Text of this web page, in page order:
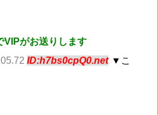
VIPがお送りします
ID:h7bs0cpQ0.net ▼こ